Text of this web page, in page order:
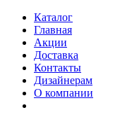
Каталог
Главная
Акции
Доставка
Контакты
Дизайнерам
О компании